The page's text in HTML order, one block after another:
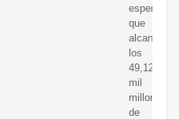
espera
que
alcance
los
49,12
mil
millones
de